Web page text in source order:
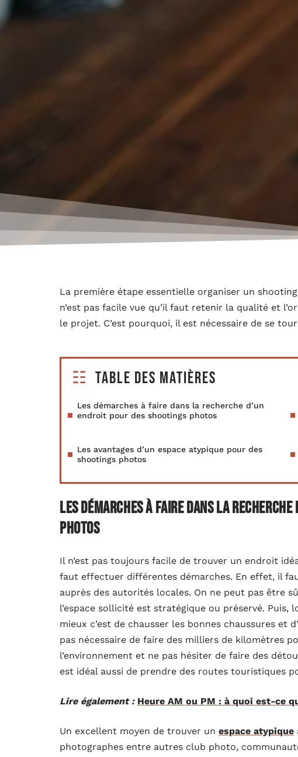
La première étape essentielle organiser un
n’est pas facile vue qu’il faut retenir la qualité et
le projet. C’est pourquoi, il est nécessaire de se
Table des matières
Les démarches à faire dans la recherche d’un
endroit pour des shootings photos
Les avantages d’un espace atypique pour des
shootings photos
Les démarches à faire dans la
photos
Il n’est pas toujours facile de trouver un endroit
faut effectuer différentes démarches. En effet, il
auprès des autorités locales. On ne peut pas être
l’espace sollicité est stratégique ou préservé. Puis,
mieux c’est de chausser les bonnes chaussures et
pas nécessaire de faire des milliers de kilomètres
l’environnement et ne pas hésiter de faire des
est idéal aussi de prendre des routes touristiques
Lire également : Heure AM ou PM : à quoi est-ce
Un excellent moyen de trouver un espace atypique
photographes entre autres club photo,